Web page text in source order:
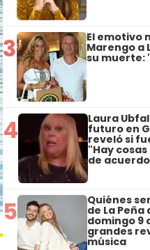
3 El emotivo
Marengo a
su muerte:
4 Laura
futuro en
reveló si
"Hay
de
5 Quiénes
de La Peña
domingo 9
grandes
música